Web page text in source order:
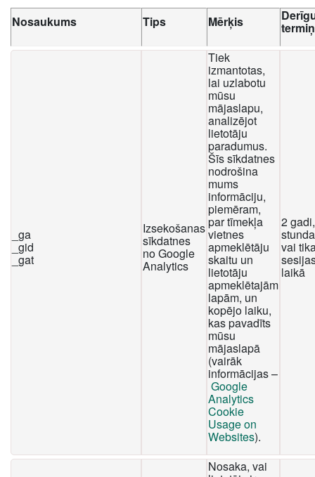
Nosaukums Tips Mērķis
_ga
_gid
_gat
Izsekošanas
sīkdatnes
no Google
Analytics
Tiek
izmantotas,
lai uzlabotu
mūsu
mājaslapu,
analizējot
lietotāju
paradumus.
Šīs sīkdatnes
nodrošina
mums
informāciju,
piemēram,
par tīmekļa
vietnes
apmeklētāju
skaitu un
lietotāju
apmeklētajām
lapām, un
kopējo laiku,
kas pavadīts
mūsu
mājaslapā
(vairāk
informācijas –
Google
Analytics
Cookie
Usage on
Websites).
2
vai
laikā
Nosaka, vai